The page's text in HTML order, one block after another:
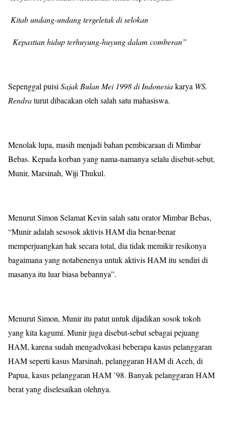
Kitab undang-undang tergeletak di selokan
Kepastian hidup terhuyung-huyung dalam comberan”
Sepenggal puisi Sajak Bulan Mei 1998 di Indonesiakarya WS.
Rendraturut dibacakan oleh salah satu mahasiswa.
Menolak lupa, masih menjadi bahan pembicaraan di Mimbar
Bebas. Kepada korban yang nama-namanya selalu disebut-sebut,
Munir, Marsinah, Wiji Thukul.
Menurut Simon Selamat Kevin salah satu orator Mimbar Bebas,
“Munir adalah sesosok aktivis HAM dia benar-benar
memperjuangkan hak secara total, dia tidak memikir resikonya
bagaimana yang notabenenya untuk aktivis HAM itu sendiri di
masanya itu luar biasa bebannya”.
Menurut Simon, Munir itu patut untuk dijadikan sosok tokoh
yang kita kagumi. Munir juga disebut-sebut sebagai pejuang
HAM, karena sudah mengadvokasi beberapa kasus pelanggaran
HAM seperti kasus Marsinah, pelanggaran HAM di Aceh, di
Papua, kasus pelanggaran HAM ’98. Banyak pelanggaran HAM
berat yang diselesaikan olehnya.